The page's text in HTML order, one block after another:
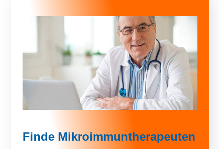
Finde Mikroimmuntherapeuten